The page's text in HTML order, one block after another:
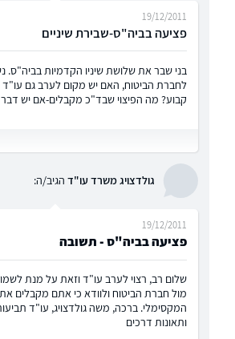
פציעה בביה"ס-שבירת שיניים
19/12/2011
בני שבר את שלושת שיניו הקדמיות בביה"ס.
לחברת הביטוח, האם יש מקום לערב גם
קבוע? מה הפיצוי שבד"כ מקבלים-אם יש
גולדצויג משרד עו"ד הגיב/ה:
פציעה בביה"ס - תשובה
19/12/2011
שלום רב, רצוי לערב עו"ד וזאת על מנת
מול חברת הביטוח ולוודא כי אתם מקבלים את
המקסימלי. ברכה, משה גולדצויג, עו"ד
ותאונות דרכים